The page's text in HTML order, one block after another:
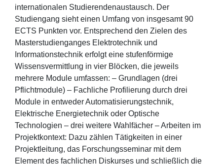
internationalen Studierendenaustausch. Der
Studiengang sieht einen Umfang von insgesamt 90
ECTS Punkten vor. Entsprechend den Zielen des
Masterstudienganges Elektrotechnik und
Informationstechnik erfolgt eine stufenförmige
Wissensvermittlung in vier Blöcken, die jeweils
mehrere Module umfassen: – Grundlagen (drei
Pflichtmodule) – Fachliche Profilierung durch drei
Module in entweder Automatisierungstechnik,
Elektrische Energietechnik oder Optische
Technologien – drei weitere Wahlfächer – Arbeiten im
Projektkontext: Dazu zählen Tätigkeiten in einer
Projektleitung, das Forschungsseminar mit dem
Element des fachlichen Diskurses und schließlich die